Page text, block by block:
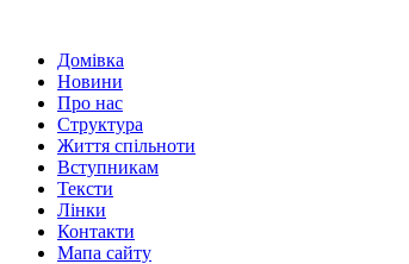
Домівка
Новини
Про нас
Структура
Життя спільноти
Вступникам
Тексти
Лінки
Контакти
Мапа сайту